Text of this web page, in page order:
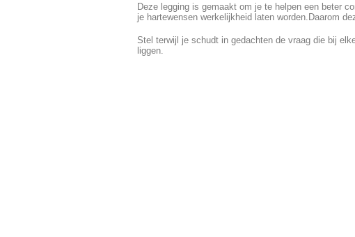
Deze legging is gemaakt om je te helpen een beter
je hartewensen werkelijkheid laten worden.Daarom
Stel terwijl je schudt in gedachten de vraag die bij
liggen.